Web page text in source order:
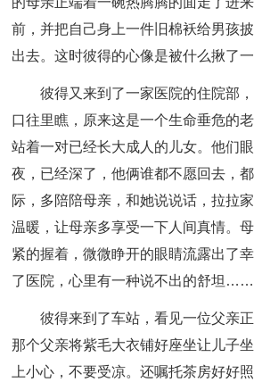
前，并把自己身上一件旧棉袄给男孩
出去。这时彼得的心像是被什么揪了
彼得又来到了一家医院的住院部
口往里瞧，原来这是一个生命垂危的
站着一对已经长大成人的儿女。他们
夜，已经深了，他俩谁都不愿回去，
际，多陪陪母亲，和她说说话，拉拉
温暖，让母亲多享受一下人间真情。
紧的握着，微微睁开的眼睛流露出了
了医院，心里有一种说不出的舒坦……
彼得来到了车站，看见一位父亲
那个父亲将紫毛大衣铺好座坐让儿子
上小心，不要受凉。还嘱托茶房好好